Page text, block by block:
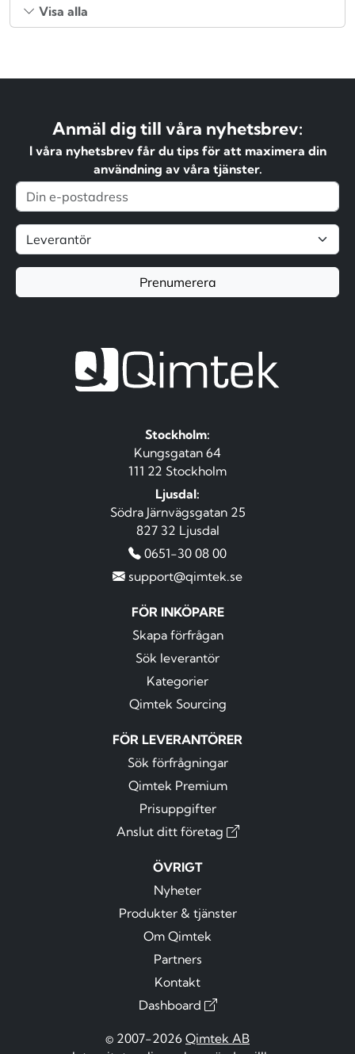
Visa alla
Anmäl dig till våra nyhetsbrev:
I våra nyhetsbrev får du tips för att maximera din
användning av våra tjänster.
Prenumerera
Stockholm:
Kungsgatan 64
111 22 Stockholm
Ljusdal:
Södra Järnvägsgatan 25
827 32 Ljusdal
0651-30 08 00
support@qimtek.se
FÖR INKÖPARE
Skapa förfrågan
Sök leverantör
Kategorier
Qimtek Sourcing
FÖR LEVERANTÖRER
Sök förfrågningar
Qimtek Premium
Prisuppgifter
Anslut ditt företag
ÖVRIGT
Nyheter
Produkter & tjänster
Om Qimtek
Partners
Kontakt
Dashboard
© 2007-2026 Qimtek AB